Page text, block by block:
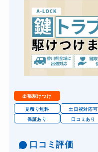
出張駆けつけ
見積り無料 土日祝対応可
保証あり
口コミあり
口コミ評価